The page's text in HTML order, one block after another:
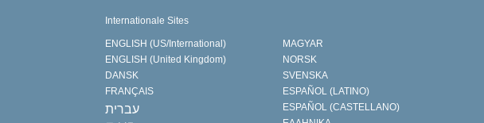
Internationale Sites
ENGLISH (US/International)
ENGLISH (United Kingdom)
DANSK
FRANÇAIS
עברית
MAGYAR
NORSK
SVENSKA
ESPAÑOL (LATINO)
ESPAÑOL (CASTELLANO)